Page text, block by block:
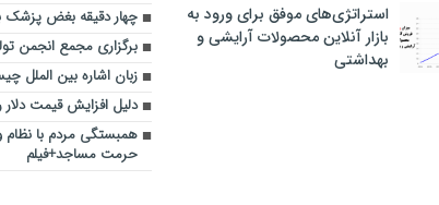
استراتژی‌های موفق برای ورود به
بازار آنلاین محصولات آرایشی و
بهداشتی
چهار دقیقه بغض پزشک
برگزاری مجمع انجمن
زبان اشاره بین الملل
دلیل افزایش قیمت دلار
همبستگی مردم با
حرمت مساجد+فیلم